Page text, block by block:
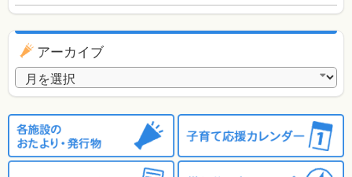
アーカイブ
アーカイブ